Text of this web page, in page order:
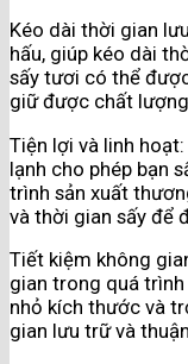
Kéo dài thời gian
hấu, giúp kéo dài
sấy tươi có thể
giữ được chất
Tiện lợi và linh
lạnh cho phép bạn
trình sản xuất
và thời gian sấy để
Tiết kiệm không
gian trong quá trình
nhỏ kích thước và
gian lưu trữ và